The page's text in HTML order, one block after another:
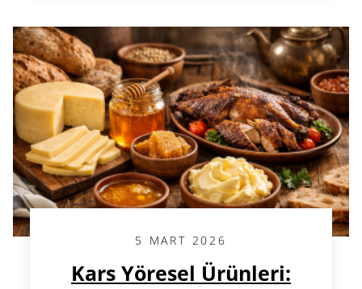
5 MART 2026
Kars Yöresel Ürünleri: